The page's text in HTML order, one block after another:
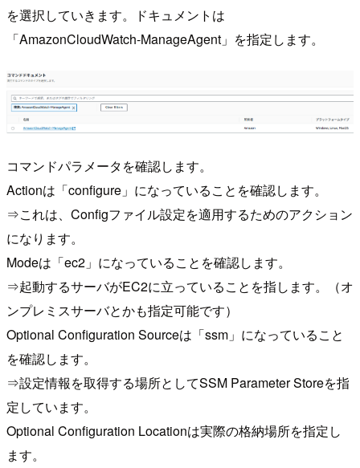
を選択していきます。ドキュメントは
「AmazonCloudWatch-ManageAgent」を指定します。
コマンドパラメータを確認します。
Actionは「configure」になっていることを確認します。
⇒これは、Configファイル設定を適用するためのアクション
になります。
Modeは「ec2」になっていることを確認します。
⇒起動するサーバがEC2に立っていることを指します。（オ
ンプレミスサーバとかも指定可能です）
Optional Configuration Sourceは「ssm」になっていること
を確認します。
⇒設定情報を取得する場所としてSSM Parameter Storeを指
定しています。
Optional Configuration Locationは実際の格納場所を指定し
ます。